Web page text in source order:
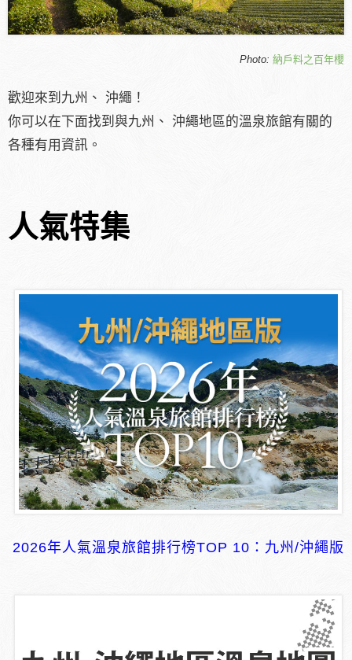
Photo: 納戶料之百年櫻
歡迎來到九州、 沖繩！
你可以在下面找到與九州、 沖繩地區的溫泉旅館有關的
各種有用資訊。
人氣特集
2026年人氣溫泉旅館排行榜TOP 10：九州/沖繩版